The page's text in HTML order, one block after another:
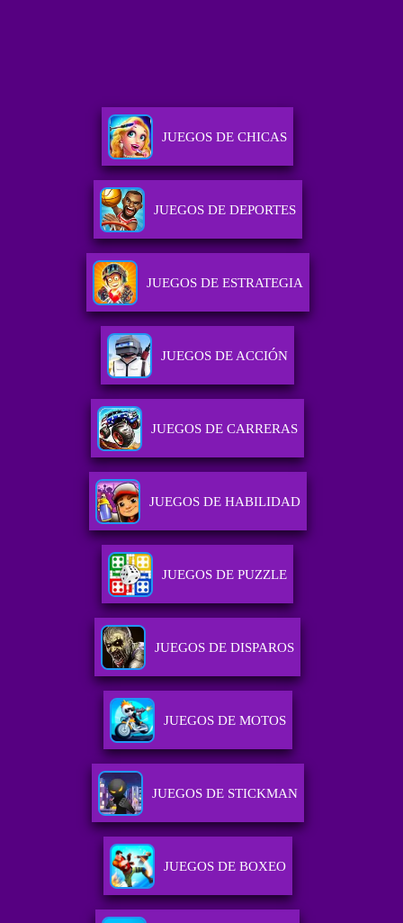
JUEGOS DE CHICAS
JUEGOS DE DEPORTES
JUEGOS DE ESTRATEGIA
JUEGOS DE ACCIÓN
JUEGOS DE CARRERAS
JUEGOS DE HABILIDAD
JUEGOS DE PUZZLE
JUEGOS DE DISPAROS
JUEGOS DE MOTOS
JUEGOS DE STICKMAN
JUEGOS DE BOXEO